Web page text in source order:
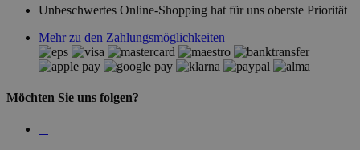
Unbeschwertes Online-Shopping hat für uns oberste Priorität
Mehr zu den Zahlungsmöglichkeiten
Möchten Sie uns folgen?